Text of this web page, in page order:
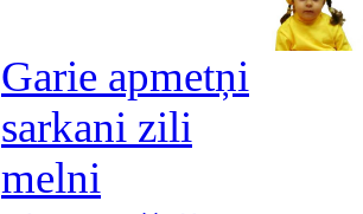
Garie apmetņi
sarkani zili
melni